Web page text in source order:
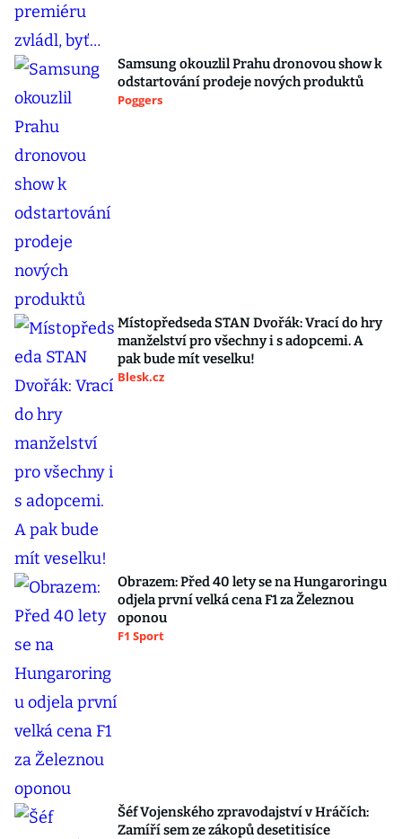
Samsung okouzlil Prahu dronovou show k
odstartování prodeje nových produktů
Poggers
Místopředseda STAN Dvořák: Vrací do hry
manželství pro všechny i s adopcemi. A
pak bude mít veselku!
Blesk.cz
Obrazem: Před 40 lety se na Hungaroringu
odjela první velká cena F1 za Železnou
oponou
F1 Sport
Šéf Vojenského zpravodajství v Hráčích:
Zamíří sem ze zákopů desetitisíce